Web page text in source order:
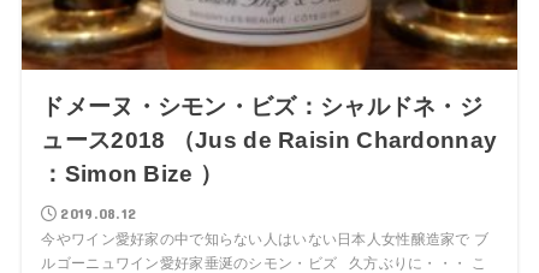
ドメーヌ・シモン・ビズ：シャルドネ・ジ
ュース2018 （Jus de Raisin Chardonnay
：Simon Bize ）
2019.08.12
今やワイン愛好家の中で知らない人はいない日本人女性醸造家で ブ
ルゴーニュワイン愛好家垂涎のシモン・ビズ 久方ぶりに・・・ こ